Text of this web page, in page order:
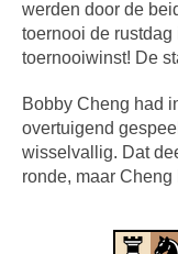
werden door de
toernooi de
toernooiwinst! De
Bobby Cheng had
overtuigend
wisselvallig. Dat
ronde, maar